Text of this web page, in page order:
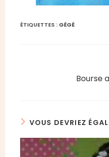
ÉTIQUETTES : GÉGÉ
Bourse
VOUS DEVRIEZ